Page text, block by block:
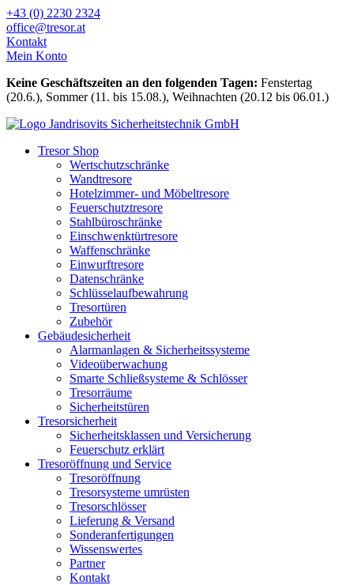
Zum
Inhalt
wechseln
+43 (0) 2230 2324
office@tresor.at
Kontakt
Mein Konto
Keine Geschäftszeiten an den folgenden Tagen: Fenstertag
(20.6.), Sommer (11. bis 15.08.), Weihnachten (20.12 bis 06.01.)
Tresor Shop
Wertschutzschränke
Wandtresore
Hotelzimmer- und Möbeltresore
Feuerschutztresore
Stahlbüroschränke
Einschwenktürtresore
Waffenschränke
Einwurftresore
Datenschränke
Schlüsselaufbewahrung
Tresortüren
Zubehör
Gebäudesicherheit
Alarmanlagen & Sicherheitssysteme
Videoüberwachung
Smarte Schließsysteme & Schlösser
Tresorräume
Sicherheitstüren
Tresorsicherheit
Sicherheitsklassen und Versicherung
Feuerschutz erklärt
Tresoröffnung und Service
Tresoröffnung
Tresorsysteme umrüsten
Tresorschlösser
Lieferung & Versand
Sonderanfertigungen
Wissenswertes
Partner
Kontakt